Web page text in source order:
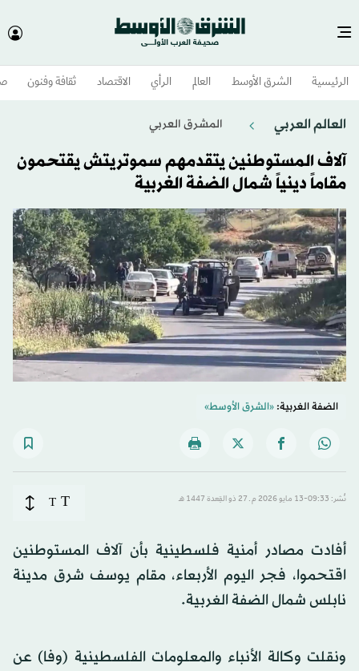
الرئيسية الشرق الأوسط​ العالم الرأي الاقتصاد ثقافة وفنون
العالم العربي المشرق العربي
آلاف المستوطنين يتقدمهم سموتريتش يقتحمون
مقاماً دينياً شمال الضفة الغربية
الضفة الغربية:«الشرق الأوسط»
نُشر: 09:33-13 مايو 2026 م ـ 27 ذو القِعدة 1447 هـ T
T
أفادت مصادر أمنية فلسطينية بأن آلاف المستوطنين
اقتحموا، فجر اليوم الأربعاء، مقام يوسف شرق مدينة
نابلس شمال الضفة الغربية.
ونقلت وكالة الأنباء والمعلومات الفلسطينية (وفا) عن